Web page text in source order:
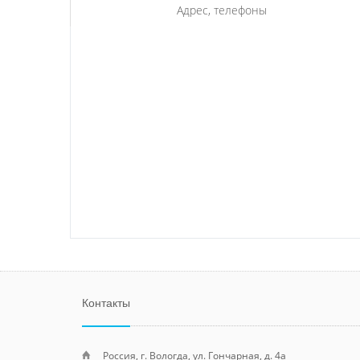
Адрес, телефоны
Контакты
Россия, г. Вологда, ул. Гончарная, д. 4а